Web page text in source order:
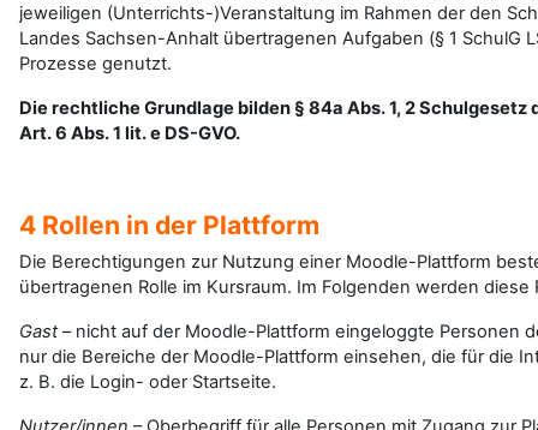
jeweiligen (Unterrichts-)Veranstaltung im Rahmen der den
Landes Sachsen-Anhalt übertragenen Aufgaben (§ 1 SchulG
Prozesse genutzt.
Die rechtliche Grundlage bilden § 84a Abs. 1, 2 Schulgesetz
Art. 6 Abs. 1 lit. e DS-GVO.
4 Rollen in der Plattform
Die Berechtigungen zur Nutzung einer Moodle-Plattform
übertragenen Rolle im Kursraum. Im Folgenden werden
Gast– nicht auf der Moodle-Plattform eingeloggte Personen
nur die Bereiche der Moodle-Plattform einsehen, die für die
z. B. die Login- oder Startseite.